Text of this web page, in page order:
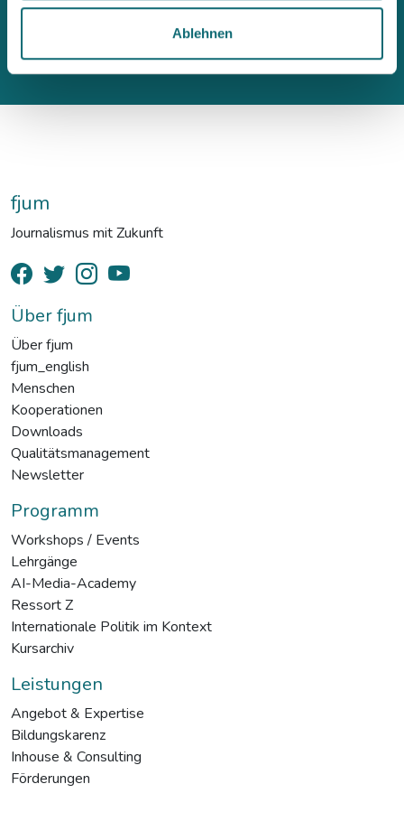
Ablehnen
fjum
Journalismus mit Zukunft
Über fjum
Über fjum
fjum_english
Menschen
Kooperationen
Downloads
Qualitätsmanagement
Newsletter
Programm
Workshops / Events
Lehrgänge
AI-Media-Academy
Ressort Z
Internationale Politik im Kontext
Kursarchiv
Leistungen
Angebot & Expertise
Bildungskarenz
Inhouse & Consulting
Förderungen